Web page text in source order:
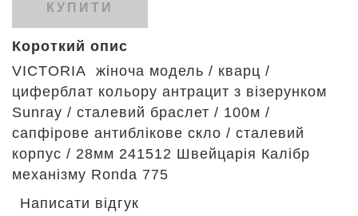
КУПИТИ
Короткий опис
VICTORIA жіноча модель / кварц /
циферблат кольору антрацит з візерунком
Sunray / сталевий браслет / 100м /
сапфірове антиблікове скло / сталевий
корпус / 28мм 241512 Швейцарія Калібр
механізму Ronda 775
Написати відгук